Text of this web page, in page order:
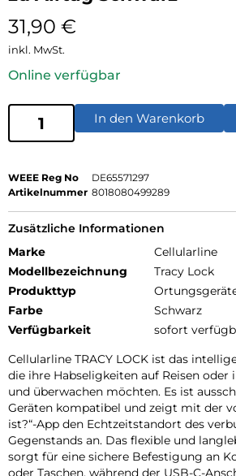
31,90 €
inkl. MwSt.
Online verfügbar
In den Warenkorb
WEEE Reg No
DE65571297
Artikelnummer 8018080499289
Zusätzliche Informationen
Marke
Cellularline
Modellbezeichnung
Tracy Lock
Produkttyp
Farbe
Schwarz
Verfügbarkeit
sofort
Cellularline TRACY LOCK ist das
die ihre Habseligkeiten auf Reisen
und überwachen möchten. Es ist
Geräten kompatibel und zeigt mit der
ist?“-App den Echtzeitstandort des
Gegenstands an. Das flexible und
sorgt für eine sichere Befestigung an
oder Taschen, während der USB-C-